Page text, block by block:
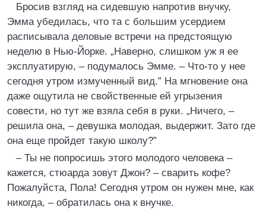
Бросив взгляд на сидевшую напротив внучку,
Эмма убедилась, что та с большим усердием
расписывала деловые встречи на предстоящую
неделю в Нью-Йорке. „Наверно, слишком уж я ее
эксплуатирую, – подумалось Эмме. – Что-то у нее
сегодня утром измученный вид.” На мгновение она
даже ощутила не свойственные ей угрызения
совести, но тут же взяла себя в руки. „Ничего, –
решила она, – девушка молодая, выдержит. Зато где
она еще пройдет такую школу?”
– Ты не попросишь этого молодого человека –
кажется, стюарда зовут Джон? – сварить кофе?
Пожалуйста, Пола! Сегодня утром он нужен мне, как
никогда, – обратилась она к внучке.